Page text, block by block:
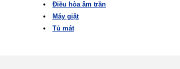
Điều hòa âm trần
Máy giặt
Tủ mát